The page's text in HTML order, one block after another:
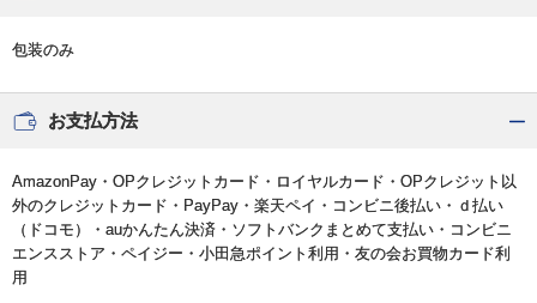
包装のみ
お支払方法
AmazonPay・OPクレジットカード・ロイヤルカード・OPクレジット以
外のクレジットカード・PayPay・楽天ペイ・コンビニ後払い・ｄ払い
（ドコモ）・auかんたん決済・ソフトバンクまとめて支払い・コンビニ
エンスストア・ペイジー・小田急ポイント利用・友の会お買物カード利
用